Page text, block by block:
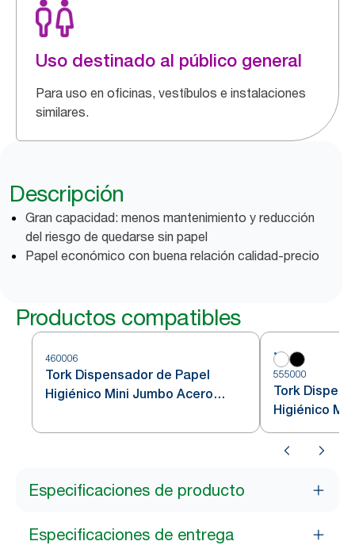
Uso destinado al público general
Para uso en oficinas, vestíbulos e instalaciones
similares.
Descripción
Gran capacidad: menos mantenimiento y reducción
del riesgo de quedarse sin papel
Papel económico con buena relación calidad-precio
Productos compatibles
460006
Tork Dispensador de Papel
Higiénico Mini Jumbo Acero
555000
Tork
Higiénico
Especificaciones de producto
Especificaciones de entrega